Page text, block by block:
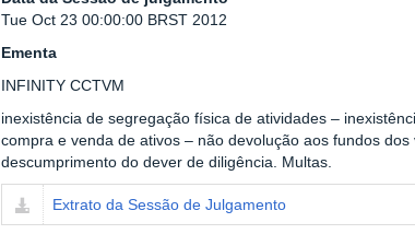
Tue Oct 23 00:00:00 BRST 2012
Ementa
INFINITY CCTVM
inexistência de segregação física de atividades –
compra e venda de ativos – não devolução aos fundos
descumprimento do dever de diligência. Multas.
Extrato da Sessão de Julgamento